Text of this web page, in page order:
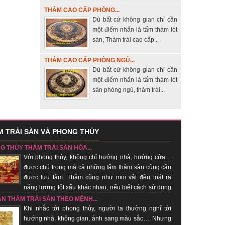
THẢM CAO CẤP PHÒNG...
Dù bất cứ không gian chỉ cần
một điểm nhấn là tấm thảm lót
sàn, Thảm trải cao cấp...
THẢM CAO CẤP PHÒNG NGỦ...
Dù bất cứ không gian chỉ cần
một điểm nhấn là tấm thảm lót
sàn phòng ngủ, thảm trải...
TRẢI SÀN VÀ PHONG THỦY
THỦY THẢM TRẢI SÀN HÓA...
Với phong thủy, không chỉ hướng nhà, hướng cửa…
được chú trọng mà cả những tấm thảm sàn cũng cần
được lưu tâm. Thảm cũng như mọi vật đều toát ra
năng lượng tốt xấu khác nhau, nếu biết cách sử dụng
tốt, xua khí xấu....
THẢM TRẢI SÀN THEO MỆNH...
Khi nhắc tới phong thủy, người ta thường nghĩ tới
hướng nhà, không gian, ánh sang màu sắc…. Nhưng